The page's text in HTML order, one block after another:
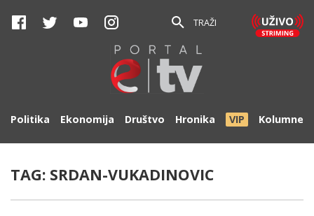
TRAŽI
Politika Ekonomija Društvo Hronika VIP Kolumne
TAG: SRDAN-VUKADINOVIC